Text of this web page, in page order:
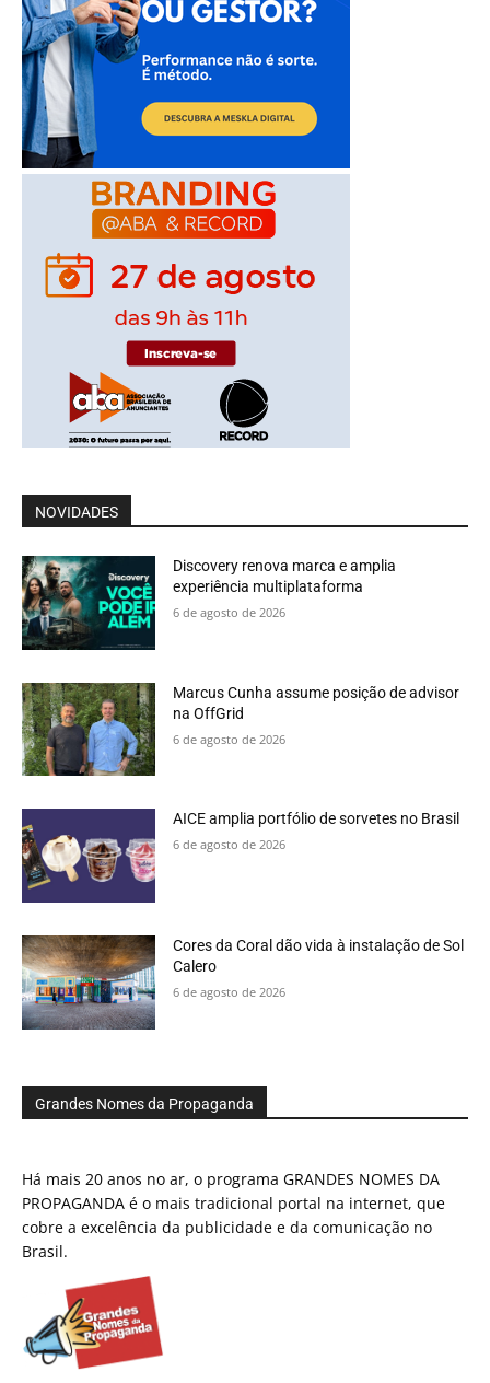
NOVIDADES
Discovery renova marca e amplia
experiência multiplataforma
6 de agosto de 2026
Marcus Cunha assume posição de advisor
na OffGrid
6 de agosto de 2026
AICE amplia portfólio de sorvetes no Brasil
6 de agosto de 2026
Cores da Coral dão vida à instalação de Sol
Calero
6 de agosto de 2026
Grandes Nomes da Propaganda
Há mais 20 anos no ar, o programa GRANDES NOMES DA
PROPAGANDA é o mais tradicional portal na internet, que
cobre a excelência da publicidade e da comunicação no
Brasil.